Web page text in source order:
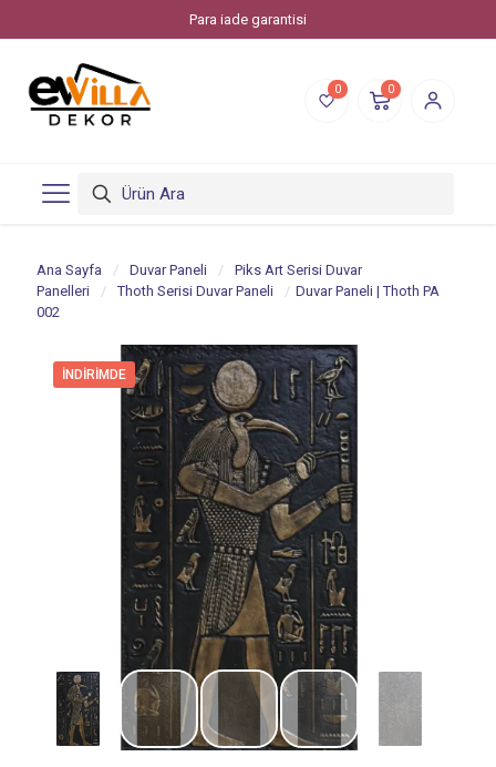
Para iade garantisi
0 0
Ana Sayfa / Duvar Paneli /
Piks Art Serisi Duvar
Panelleri
/ Thoth Serisi Duvar Paneli / Duvar Paneli | Thoth PA
002
İNDIRIMDE